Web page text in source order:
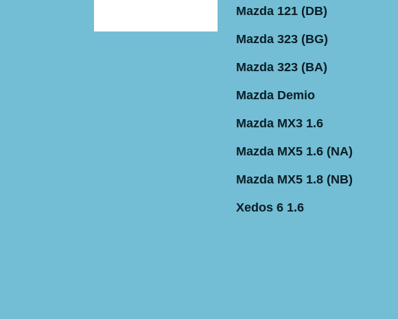
Mazda 121 (DB)
Mazda 323 (BG)
Mazda 323 (BA)
Mazda Demio
Mazda MX3 1.6
Mazda MX5 1.6 (NA)
Mazda MX5 1.8 (NB)
Xedos 6 1.6